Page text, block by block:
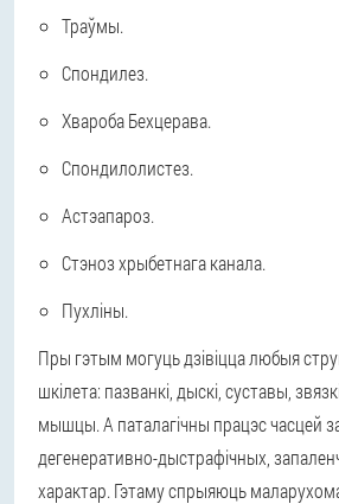
Траўмы.
Спондилез.
Хвароба Бехцерава.
Спондилолистез.
Астэапароз.
Стэноз хрыбетнага канала.
Пухліны.
Пры гэтым могуць дзівіцца любыя
шкілета: пазванкі, дыскі, суставы,
мышцы. А паталагічны працэс часцей
дегенеративно-дыстрафічных,
характар. Гэтаму спрыяюць